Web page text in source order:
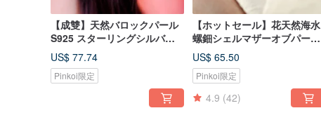
【成雙】天然バロックパール
S925 スターリングシルバー
ピアス (シルバー/ゴールド/ロ
ーズゴールド) 淡水パール
US$ 77.74
Pinkoi限定
【ホットセール】花天然海水
螺鈿シェルマザーオブパール
フル925スターリングシルバ
ーイヤリング/イヤリング
US$ 65.50
Pinkoi限定
4.9 (42)